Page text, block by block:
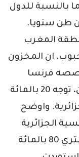
بالنسبة للدول
المغرب
ان المخزون
فرنسا
للتصدير يصل الى خمسة مليون طن، توجه 20 بالمائة
واوضح
الجزائرية
للحبوب لموسم 2007، ان الجزائرتشتري 80 بالمائة